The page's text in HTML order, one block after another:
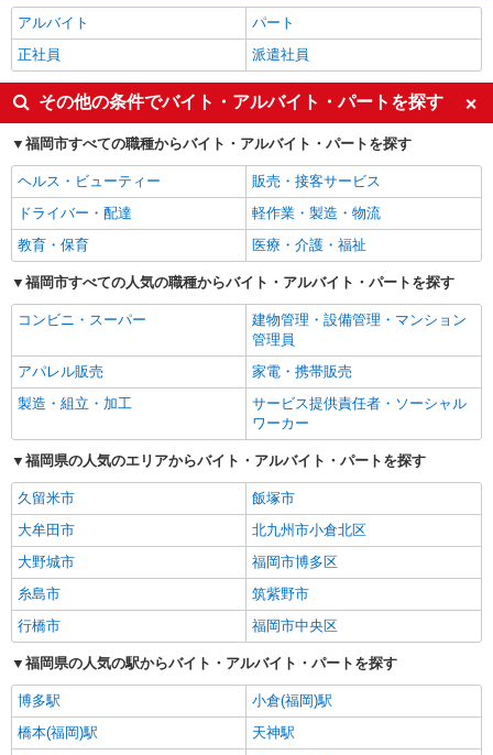
アルバイト
パート
正社員
派遣社員
その他の条件でバイト・アルバイト・パートを探す
福岡市すべての職種からバイト・アルバイト・パートを探す
ヘルス・ビューティー
販売・接客サービス
ドライバー・配達
軽作業・製造・物流
教育・保育
医療・介護・福祉
福岡市すべての人気の職種からバイト・アルバイト・パートを探す
コンビニ・スーパー
建物管理・設備管理・マンション
管理員
アパレル販売
家電・携帯販売
製造・組立・加工
サービス提供責任者・ソーシャル
ワーカー
福岡県の人気のエリアからバイト・アルバイト・パートを探す
久留米市
飯塚市
大牟田市
北九州市小倉北区
大野城市
福岡市博多区
糸島市
筑紫野市
行橋市
福岡市中央区
福岡県の人気の駅からバイト・アルバイト・パートを探す
博多駅
小倉(福岡)駅
橋本(福岡)駅
天神駅